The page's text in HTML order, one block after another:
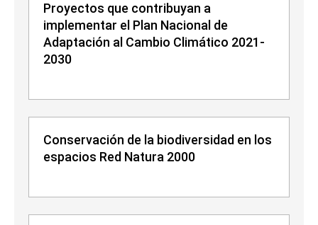
Proyectos que contribuyan a
implementar el Plan Nacional de
Adaptación al Cambio Climático 2021-
2030
Conservación de la biodiversidad en los
espacios Red Natura 2000